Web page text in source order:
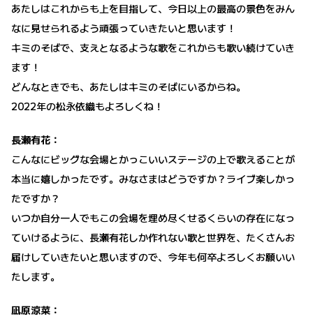
あたしはこれからも上を目指して、今日以上の最高の景色をみん
なに見せられるよう頑張っていきたいと思います！
キミのそばで、支えとなるような歌をこれからも歌い続けていき
ます！
どんなときでも、あたしはキミのそばにいるからね。
2022年の松永依織もよろしくね！
長瀬有花：
こんなにビッグな会場とかっこいいステージの上で歌えることが
本当に嬉しかったです。みなさまはどうですか？ライブ楽しかっ
たですか？
いつか自分一人でもこの会場を埋め尽くせるくらいの存在になっ
ていけるように、長瀬有花しか作れない歌と世界を、たくさんお
届けしていきたいと思いますので、今年も何卒よろしくお願いい
たします。
凪原涼菜：